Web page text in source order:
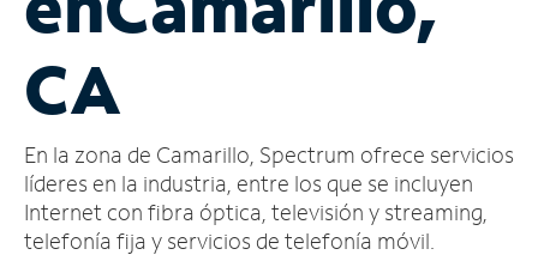
cuenta
Encuentra
tienda
CA
En la zona de Camarillo, Spectrum ofrece servicios
líderes en la industria, entre los que se incluyen
Internet con fibra óptica, televisión y streaming,
telefonía fija y servicios de telefonía móvil.